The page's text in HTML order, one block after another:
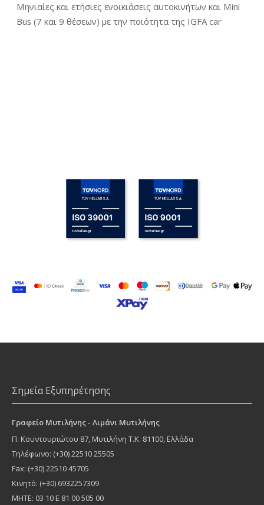
Μηνιαίες και ετήσιες ενοικιάσεις αυτοκινήτων και Mini
Bus (7 και 9 θέσεων) με την ποιότητα της IGFA car
Σημεία Εξυπηρέτησης
Γραφείο Μυτιλήνης - Λιμάνι Μυτιλήνης
Π. Κουντουριώτου 87, Μυτιλήνη Τ.Κ. 81100, Ελλάδα
Τηλέφωνο: (+30) 22510 25505
Fax: (+30) 22510 45705
Κινητό: (+30) 6932257309
MHTE: 03 10 Ε 81 00 505 00